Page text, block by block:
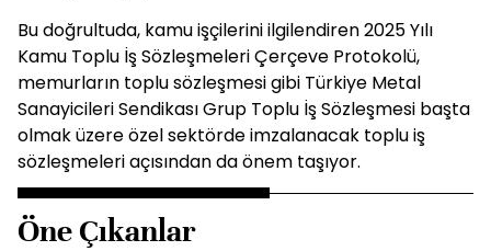
Bu doğrultuda, kamu işçilerini ilgilendiren 2025 Yılı
Kamu Toplu İş Sözleşmeleri Çerçeve Protokolü,
memurların toplu sözleşmesi gibi Türkiye Metal
Sanayicileri Sendikası Grup Toplu İş Sözleşmesi başta
olmak üzere özel sektörde imzalanacak toplu iş
sözleşmeleri açısından da önem taşıyor.
Öne Çıkanlar